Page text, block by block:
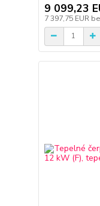
9 099,23
7 397,75 EUR